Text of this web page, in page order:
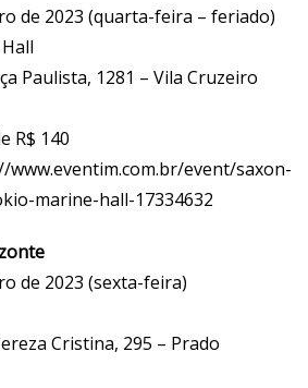
de 2023 (quarta-feira – feriado)
Paulista, 1281 – Vila Cruzeiro
R$ 140
www.eventim.com.br/event/saxon-
marine-hall-17334632
de 2023 (sexta-feira)
Cristina, 295 – Prado